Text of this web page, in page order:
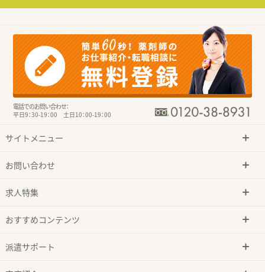
電話でのお問い合わせ：
平日9：30-19：00 土日10：00-19：00
サイトメニュー
お問い合わせ
求人特集
おすすめコンテンツ
派遣サポート